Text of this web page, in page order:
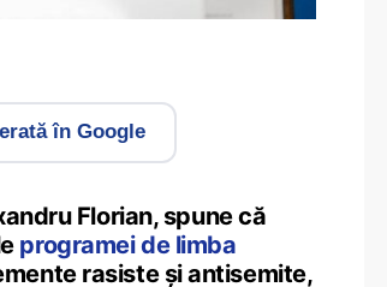
în Google
Florian, spune că
programei de limba
rasiste și antisemite,